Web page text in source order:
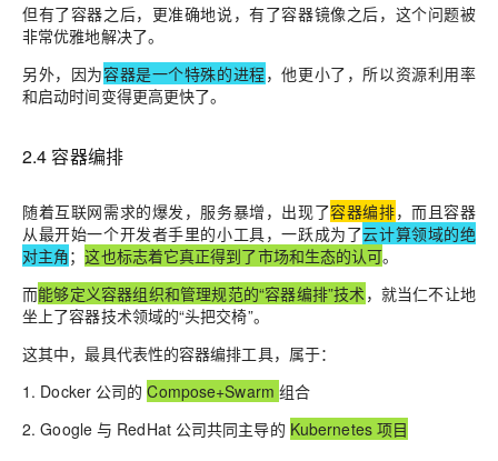
但有了容器之后，更准确地说，有了容器镜像之后，这个问题被
非常优雅地解决了。
另外，因为容器是一个特殊的进程，他更小了，所以资源利用率
和启动时间变得更高更快了。
2.4 容器编排
随着互联网需求的爆发，服务暴增，出现了容器编排，而且容器
从最开始一个开发者手里的小工具，一跃成为了云计算领域的绝
对主角；这也标志着它真正得到了市场和生态的认可。
而能够定义容器组织和管理规范的“容器编排”技术 ，就当仁不让地
坐上了容器技术领域的“头把交椅”。
这其中，最具代表性的容器编排工具，属于：
1. Docker 公司的Compose+Swarm 组合
2. Google 与 RedHat 公司共同主导的 Kubernetes 项目